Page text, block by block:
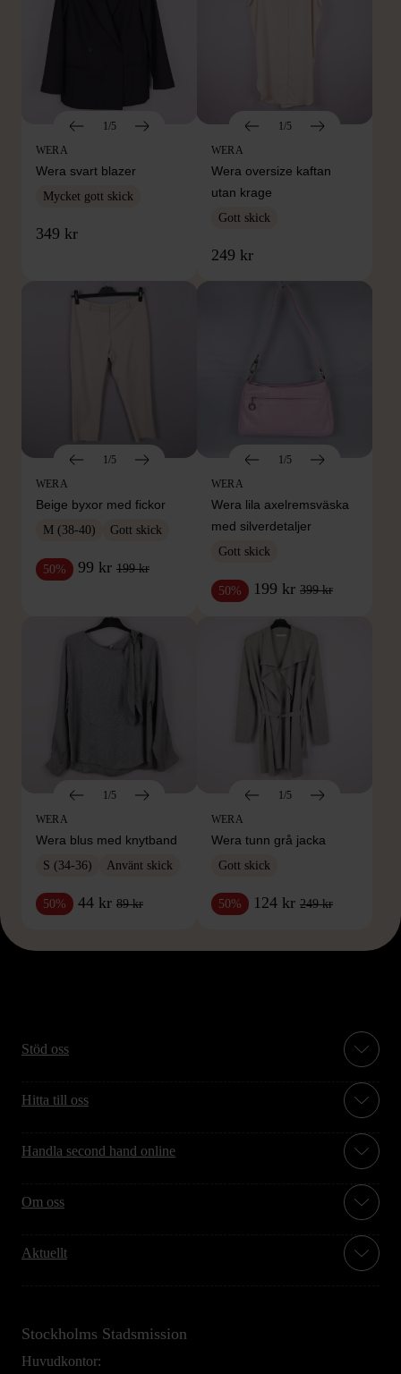
1/5
WERA
Wera svart blazer
Mycket gott skick
349 kr
1/5
WERA
Wera oversize kaftan
utan krage
Gott skick
249 kr
1/5
WERA
Beige byxor med fickor
M (38-40) Gott skick
50% 99 kr 199 kr
1/5
WERA
Wera lila axelremsväska
med silverdetaljer
Gott skick
50% 199 kr 399 kr
1/5
WERA
Wera blus med knytband
S (34-36) Använt skick
50% 44 kr 89 kr
1/5
WERA
Wera tunn grå jacka
Gott skick
50% 124 kr 249 kr
Stöd oss
Hitta till oss
Handla second hand online
Om oss
Aktuellt
Stockholms Stadsmission
Huvudkontor: